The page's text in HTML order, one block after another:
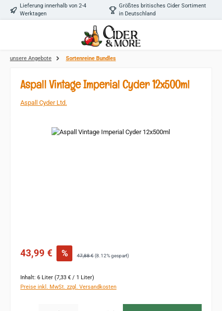
Zum Hauptinhalt springen
Lieferung innerhalb von 2-4
Werktagen
Größtes britisches Cider Sortiment
in Deutschland
unsere Angebote Sortenreine Bundles
Aspall Vintage Imperial Cyder 12x500ml
Aspall Cyder Ltd.
Bildergalerie überspringen
Verkaufspreis:
43,99 € % Regulärer Preis:
47,88 €(8.12% gespart)
Inhalt: 6 Liter (7,33 € / 1 Liter)
Preise inkl. MwSt. zzgl. Versandkosten